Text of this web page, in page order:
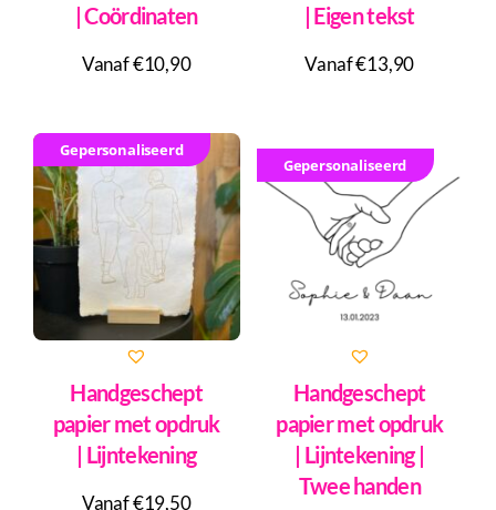
| Coördinaten
Vanaf €10,90
| Eigen tekst
Vanaf €13,90
Gepersonaliseerd
Handgeschept
papier met opdruk
| Lijntekening
Vanaf €19,50
Gepersonaliseerd
Handgeschept
papier met opdruk
| Lijntekening |
Twee handen